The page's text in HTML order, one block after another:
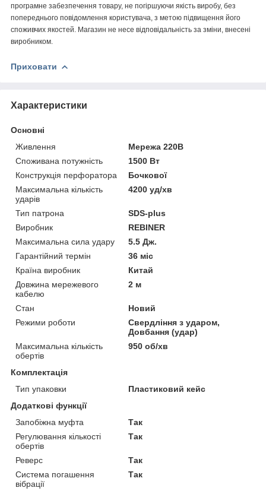
програмне забезпечення товару, не погіршуючи якість виробу, без
попереднього повідомлення користувача, з метою підвищення його
споживчих якостей. Магазин не несе відповідальність за зміни, внесені
виробником.
Приховати
Характеристики
Основні
Живлення
Мережа 220В
Споживана потужність
1500 Вт
Конструкція перфоратора
Бочкової
Максимальна кількість
ударів
4200 уд/хв
Тип патрона
SDS-plus
Виробник
REBINER
Максимальна сила удару
5.5 Дж.
Гарантійний термін
36 міс
Країна виробник
Китай
Довжина мережевого
кабелю
2 м
Стан
Новий
Режими роботи
Свердління з ударом,
Довбання (удар)
Максимальна кількість
обертів
950 об/хв
Комплектація
Тип упаковки
Пластиковий кейс
Додаткові функції
Запобіжна муфта
Так
Регулювання кількості
обертів
Так
Реверс
Так
Система погашення
вібрації
Так